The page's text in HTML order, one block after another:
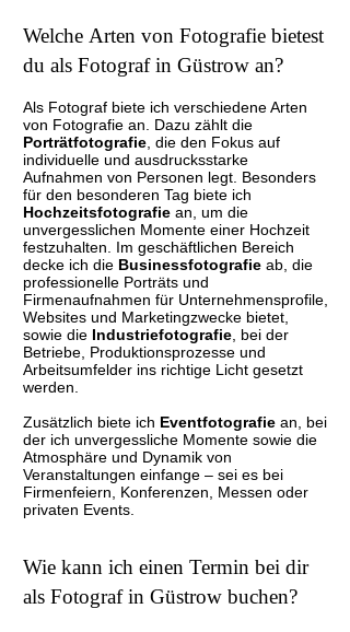
Welche Arten von Fotografie bietest
du als Fotograf in Güstrow an?
Als Fotograf biete ich verschiedene Arten
von Fotografie an. Dazu zählt die
Porträtfotografie , die den Fokus auf
individuelle und ausdrucksstarke
Aufnahmen von Personen legt. Besonders
für den besonderen Tag biete ich
Hochzeitsfotografie an, um die
unvergesslichen Momente einer Hochzeit
festzuhalten. Im geschäftlichen Bereich
decke ich die Businessfotografie ab, die
professionelle Porträts und
Firmenaufnahmen für Unternehmensprofile,
Websites und Marketingzwecke bietet,
sowie die Industriefotografie , bei der
Betriebe, Produktionsprozesse und
Arbeitsumfelder ins richtige Licht gesetzt
werden.
Zusätzlich biete ich Eventfotografie an, bei
der ich unvergessliche Momente sowie die
Atmosphäre und Dynamik von
Veranstaltungen einfange – sei es bei
Firmenfeiern, Konferenzen, Messen oder
privaten Events.
Wie kann ich einen Termin bei dir
als Fotograf in Güstrow buchen?